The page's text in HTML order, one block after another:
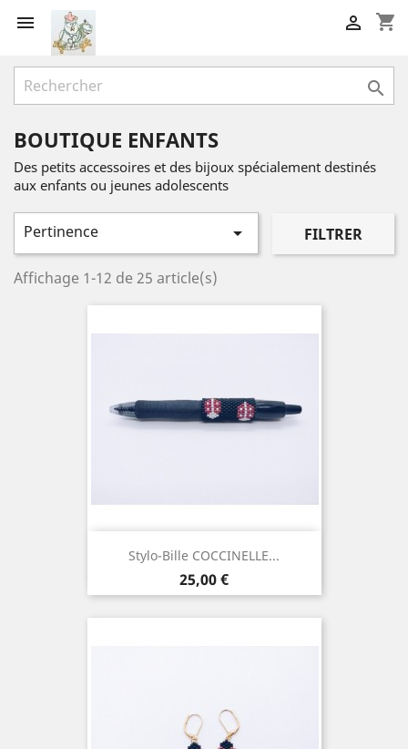
 shopping_cart


BOUTIQUE ENFANTS
Des petits accessoires et des bijoux spécialement destinés
aux enfants ou jeunes adolescents
Pertinence  FILTRER
Affichage 1-12 de 25 article(s)
Stylo-Bille COCCINELLE...
Prix
25,00 €